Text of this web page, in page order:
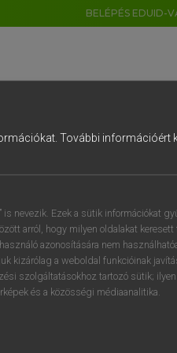
BELÉPÉS EDUID-
További információért
nevezik. Ezek a sütik információkat
arról, hogy milyen oldalakat keresett
azonosítására nem
kizárólag a weboldal funkcióinak
szolgáltatásokhoz tartozó sütik;
és a közösségi médiaanalitika.
6 7 8 9
t z u i
h j k l é
b n m , .